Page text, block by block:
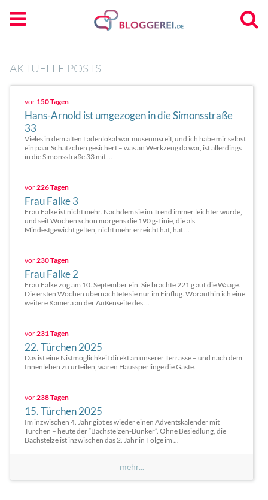
AKTUELLE POSTS
vor 150 Tagen
Hans-Arnold ist umgezogen in die Simonsstraße
33
Vieles in dem alten Ladenlokal war museumsreif, und ich habe mir selbst
ein paar Schätzchen gesichert – was an Werkzeug da war, ist allerdings
in die Simonsstraße 33 mit ...
vor226 Tagen
Frau Falke 3
Frau Falke ist nicht mehr. Nachdem sie im Trend immer leichter wurde,
und seit Wochen schon morgens die 190 g-Linie, die als
Mindestgewicht gelten, nicht mehr erreicht hat, hat ...
vor230 Tagen
Frau Falke 2
Frau Falke zog am 10. September ein. Sie brachte 221 g auf die Waage.
Die ersten Wochen übernachtete sie nur im Einflug. Woraufhin ich eine
weitere Kamera an der Außenseite des ...
vor231 Tagen
22. Türchen 2025
Das ist eine Nistmöglichkeit direkt an unserer Terrasse – und nach dem
Innenleben zu urteilen, waren Haussperlinge die Gäste.
vor238 Tagen
15. Türchen 2025
Im inzwischen 4. Jahr gibt es wieder einen Adventskalender mit
Türchen – heute der “Bachstelzen-Bunker”. Ohne Besiedlung, die
Bachstelze ist inzwischen das 2. Jahr in Folge im ...
mehr...